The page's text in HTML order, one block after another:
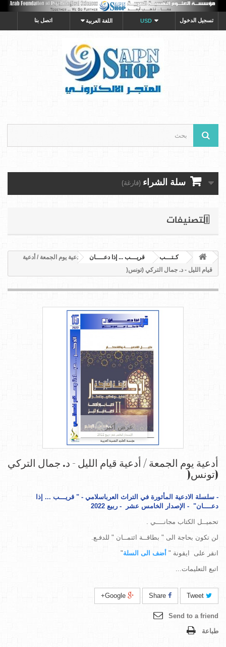
تسجيل الدخول USD اللغة العربية اتصل بنا
سلة الشراء (فارغة)
التصنيفات
كـتـــب قريـــب ... إذا دعــــان
أدعية يوم الجمعة / أدعية
قيام الليل - د. جمال التركي (تونس(
عرض أكبر
أدعية يوم الجمعة / أدعية قيام الليل - د. جمال التركي
(تونس(
- سلسلة الادعية المأثورة في التراث العرباسلامي - " قريـــب ... إذا
دعــــان" - الإصدار
الخامس عشر - ربيع 2022
تحميــل الكتاب مجانــــي .
لن تكون بحاجة الى " بطاقــة ائتمــان " للدفـع.
انقر على ايقونة " أضف الى السلة"
اتبع التعليمات...
Send to a friend
طباعة